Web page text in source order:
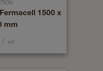
1500 x
mm
/ m²